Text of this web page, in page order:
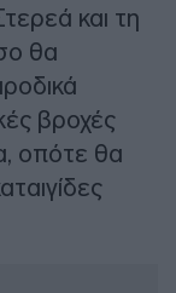
και τη
θα
βροχές
οπότε θα